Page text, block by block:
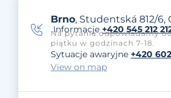
z powodu
mojej
cukrzycy
(standardowa
Francji).
Brno, Studentská 812/6,
Informacje+420 545 212
Na pytania odpowiadamy
piątku w godzinach 7-18.
Sytuacje awaryjne +420
View on map